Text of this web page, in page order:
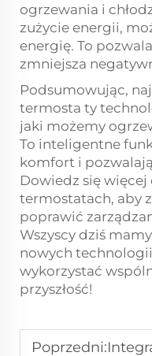
ogrzewania i
zużycie energii,
energię. To
zmniejsza
Podsumowując,
termosta ty
jaki możemy
To inteligentne
komfort i
Dowiedz się
termostatach, aby
poprawić
Wszyscy dziś
nowych
wykorzystać
przyszłość!
Poprzedni:Integracja